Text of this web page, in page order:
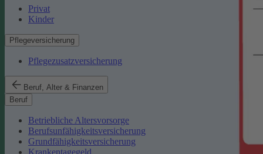
Privat
Kinder
Pflegeversicherung
Pflegezusatzversicherung
Beruf, Alter & Finanzen
Beruf
Betriebliche Altersvorsorge
Berufsunfähigkeitsversicherung
Grundfähigkeitsversicherung
Krankentagegeld